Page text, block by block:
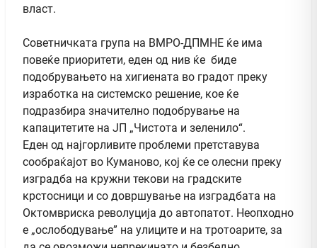
власт.
Советничката група на ВМРО-ДПМНЕ ќе има
повеќе приоритети, еден од нив ќе биде
подобрувањето на хигиената во градот преку
изработка на системско решение, кое ќе
подразбира значително подобрување на
капацитетите на ЈП „Чистота и зеленило“.
Еден од најгорливите проблеми претставува
сообраќајот во Куманово, кој ќе се олесни преку
изградба на кружни текови на градските
крстосници и со довршување на изградбата на
Октомвриска револуција до автопатот. Неопходно
е „ослободување” на улиците и на тротоарите, за